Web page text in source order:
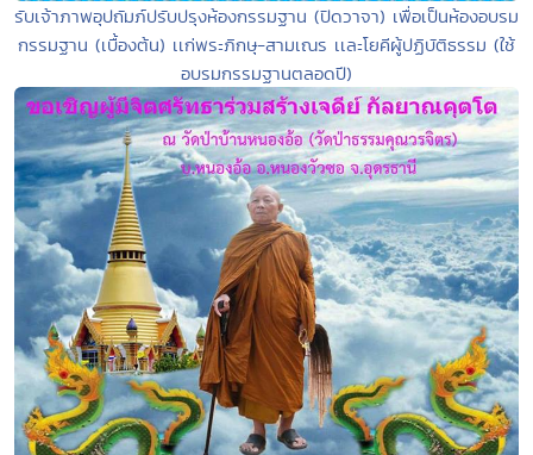
รับเจ้าภาพอุปถัมภ์ปรับปรุงห้องกรรมฐาน (ปิดวาจา) เพื่อเป็นห้องอบรม
กรรมฐาน (เบื้องต้น) เเก่พระภิกษุ-สามเณร เเละโยคีผู้ปฏิบัติธรรม (ใช้
อบรมกรรมฐานตลอดปี)